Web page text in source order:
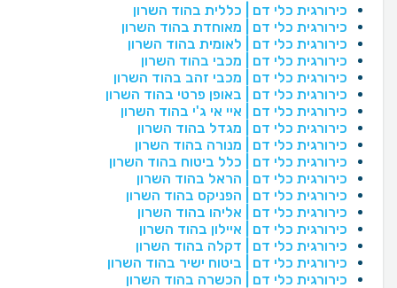
כירורגית כלי דם | כללית בהוד השרון
כירורגית כלי דם | מאוחדת בהוד השרון
כירורגית כלי דם | לאומית בהוד השרון
כירורגית כלי דם | מכבי בהוד השרון
כירורגית כלי דם | מכבי זהב בהוד השרון
כירורגית כלי דם | באופן פרטי בהוד השרון
כירורגית כלי דם | איי אי ג'י בהוד השרון
כירורגית כלי דם | מגדל בהוד השרון
כירורגית כלי דם | מנורה בהוד השרון
כירורגית כלי דם | כלל ביטוח בהוד השרון
כירורגית כלי דם | הראל בהוד השרון
כירורגית כלי דם | הפניקס בהוד השרון
כירורגית כלי דם | אליהו בהוד השרון
כירורגית כלי דם | איילון בהוד השרון
כירורגית כלי דם | דקלה בהוד השרון
כירורגית כלי דם | ביטוח ישיר בהוד השרון
כירורגית כלי דם | הכשרה בהוד השרון